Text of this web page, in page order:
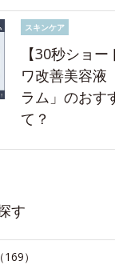
スキンケア
【30秒ショ
ワ改善美容液
ラム」のおす
て？
す
）